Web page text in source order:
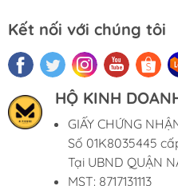
Kết nối với chúng tôi
HỘ KINH
GIẤY CHỨNG
Số 01K8035445
Tại UBND QUẬN
MST: 8717131113